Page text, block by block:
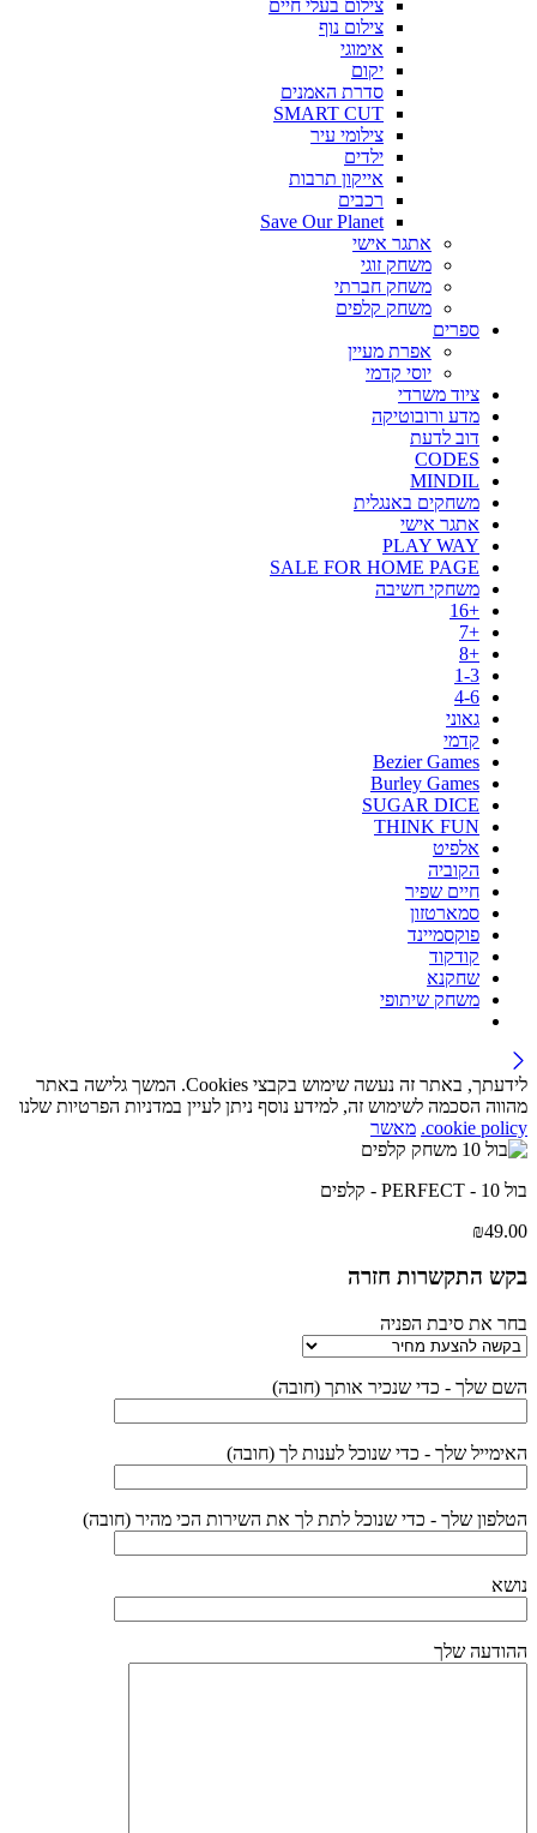
צילום בעלי חיים
צילום נוף
אימוגי
יקום
סדרת האמנים
SMART CUT
צילומי עיר
ילדים
אייקון תרבות
רכבים
Save Our Planet
אתגר אישי
משחק זוגי
משחק חברתי
משחק קלפים
ספרים
אפרת מעיין
יוסי קדמי
ציוד משרדי
מדע ורובוטיקה
דוב לדעת
CODES
MINDIL
משחקים באנגלית
אתגר אישי
PLAY WAY
SALE FOR HOME PAGE
משחקי חשיבה
+16
+7
+8
1-3
4-6
גאוני
קדמי
Bezier Games
Burley Games
SUGAR DICE
THINK FUN
אלפיט
הקוביה
חיים שפיר
סמארטזון
פוקסמיינד
קודקוד
שחקנא
משחק שיתופי
לידעתך, באתר זה נעשה שימוש בקבצי Cookies. המשך גלישה באתר
מהווה הסכמה לשימוש זה, למידע נוסף ניתן לעיין במדניות הפרטיות שלנו
cookie policy. מאשר
בול 10 - PERFECT - קלפים
₪49.00
בקש התקשרות חזרה
בחר את סיבת הפניה
השם שלך - כדי שנכיר אותך (חובה)
האימייל שלך - כדי שנוכל לענות לך (חובה)
הטלפון שלך - כדי שנוכל לתת לך את השירות הכי מהיר (חובה)
נושא
ההודעה שלך